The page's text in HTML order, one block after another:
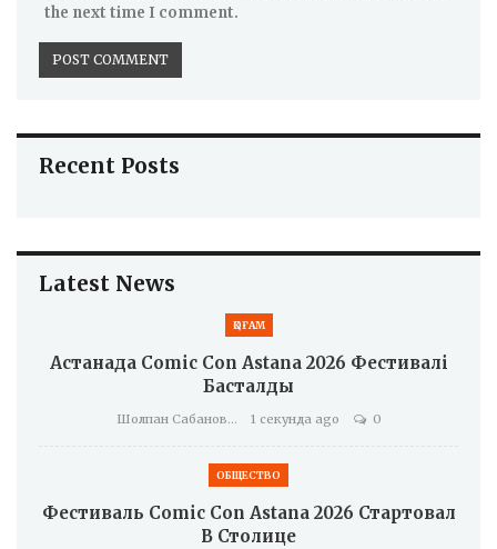
the next time I comment.
Recent Posts
Latest News
ҚОҒАМ
Астанада Comic Con Astana 2026 Фестивалі
Басталды
Шолпан Сабанова 1 секунда ago 0
ОБЩЕСТВО
Фестиваль Comic Con Astana 2026 Стартовал
В Столице